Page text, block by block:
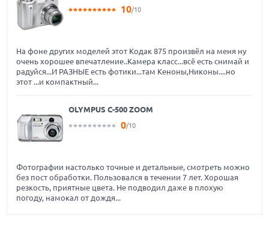
10/10
На фоне других моделей этот Кодак 875 произвёл на меня ну
очень хорошее впечатление..Камера класс...всё есть снимай и
радуйся...И РАЗНЫЕ есть фотики...там Кеноны,Никоны....но
этот ...и компактный...
OLYMPUS C-500 ZOOM
0/10
Фотографии настолько точные и детальные, смотреть можно
без пост обработки. Пользовался в течении 7 лет. Хорошая
резкость, приятные цвета. Не подводил даже в плохую
погоду, намокал от дождя...